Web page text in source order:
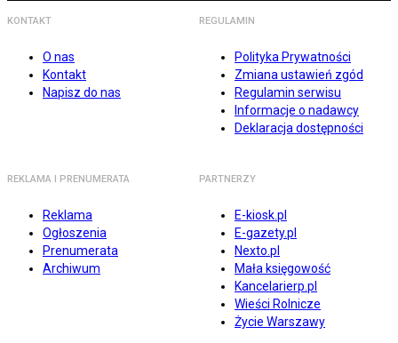
KONTAKT
O nas
Kontakt
Napisz do nas
REGULAMIN
Polityka Prywatności
Zmiana ustawień zgód
Regulamin serwisu
Informacje o nadawcy
Deklaracja dostępności
REKLAMA I PRENUMERATA
Reklama
Ogłoszenia
Prenumerata
Archiwum
PARTNERZY
E-kiosk.pl
E-gazety.pl
Nexto.pl
Mała księgowość
Kancelarierp.pl
Wieści Rolnicze
Życie Warszawy